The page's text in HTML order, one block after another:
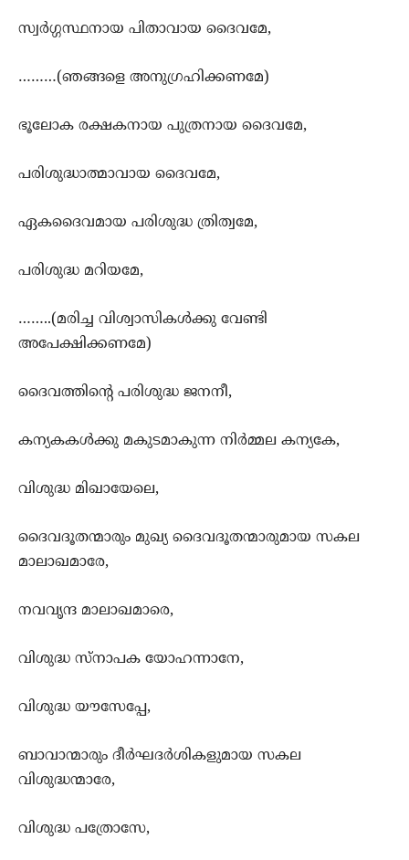
സ്വര്‍ഗ്ഗസ്ഥനായ പിതാവായ ദൈവമേ,
………(ഞങ്ങളെ അനുഗ്രഹിക്കണമേ)
ഭൂലോക രക്ഷകനായ പുത്രനായ ദൈവമേ,
പരിശുദ്ധാത്മാവായ ദൈവമേ,
ഏകദൈവമായ പരിശുദ്ധ ത്രിത്വമേ,
പരിശുദ്ധ മറിയമേ,
……..(മരിച്ച വിശ്വാസികള്‍ക്കു വേണ്ടി
അപേക്ഷിക്കണമേ)
ദൈവത്തിന്‍റെ പരിശുദ്ധ ജനനീ,
കന്യകകള്‍ക്കു മകുടമാകുന്ന നിര്‍മ്മല കന്യകേ,
വിശുദ്ധ മിഖായേലെ,
ദൈവദൂതന്മാരും മുഖ്യ ദൈവദൂതന്മാരുമായ സകല
മാലാഖമാരേ,
നവവൃന്ദ മാലാഖമാരെ,
വിശുദ്ധ സ്നാപക യോഹന്നാനേ,
വിശുദ്ധ യൗസേപ്പേ,
ബാവാന്മാരും ദീര്‍ഘദര്‍ശികളുമായ സകല
വിശുദ്ധന്മാരേ,
വിശുദ്ധ പത്രോസേ,